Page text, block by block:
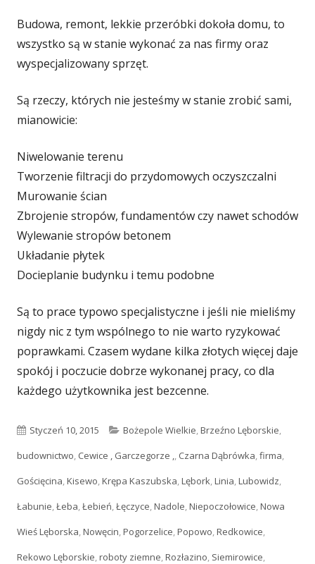
Budowa, remont, lekkie przeróbki dokoła domu, to
wszystko są w stanie wykonać za nas firmy oraz
wyspecjalizowany sprzęt.
Są rzeczy, których nie jesteśmy w stanie zrobić sami,
mianowicie:
Niwelowanie terenu
Tworzenie filtracji do przydomowych oczyszczalni
Murowanie ścian
Zbrojenie stropów, fundamentów czy nawet schodów
Wylewanie stropów betonem
Układanie płytek
Docieplanie budynku i temu podobne
Są to prace typowo specjalistyczne i jeśli nie mieliśmy
nigdy nic z tym wspólnego to nie warto ryzykować
poprawkami. Czasem wydane kilka złotych więcej daje
spokój i poczucie dobrze wykonanej pracy, co dla
każdego użytkownika jest bezcenne.
Opublikowano
Styczeń 10, 2015 Kategorie
Bożepole Wielkie,Brzeźno Lęborskie,
budownictwo, Cewice , Garczegorze ,, Czarna Dąbrówka,firma,
Gościęcina,Kisewo,Krępa Kaszubska,Lębork,Linia,Lubowidz,
Łabunie,Łeba,Łebień,Łęczyce,Nadole,Niepoczołowice,Nowa
Wieś Lęborska,Nowęcin,Pogorzelice,Popowo,Redkowice,
Rekowo Lęborskie,roboty ziemne,Rozłazino, Siemirowice,